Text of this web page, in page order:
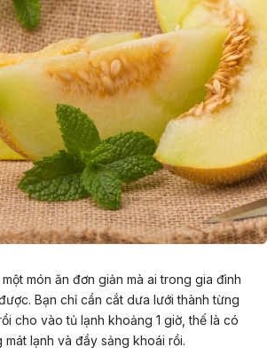
món ăn đơn giản mà ai trong gia đình
Bạn chỉ cần cắt dưa lưới thành từng
cho vào tủ lạnh khoảng 1 giờ, thế là có
mát lạnh và đầy sảng khoái rồi.